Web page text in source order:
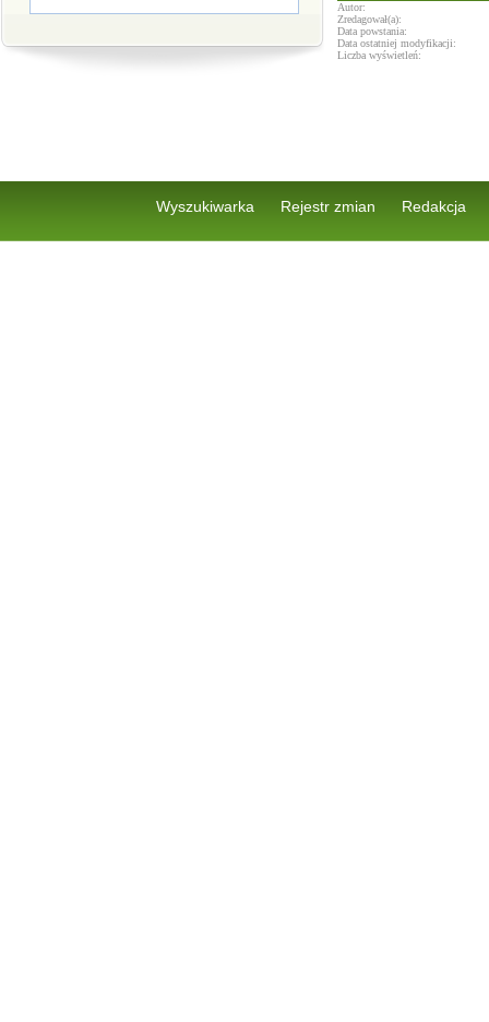
Autor:
Zredagował(a):
Data powstania:
Data ostatniej modyfikacji:
Liczba wyświetleń:
Wyszukiwarka Rejestr zmian Redakcja